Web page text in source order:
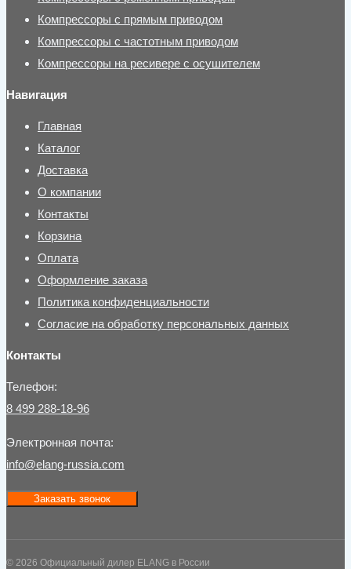
Компрессоры с прямым приводом
Компрессоры с частотным приводом
Компрессоры на ресивере с осушителем
Навигация
Главная
Каталог
Доставка
О компании
Контакты
Корзина
Оплата
Оформление заказа
Политика конфиденциальности
Согласие на обработку персональных данных
Контакты
Телефон:
8 499 288-18-96
Электронная почта:
info@elang-russia.com
Заказать звонок
© 2026 Официальный дилер ELANG в России